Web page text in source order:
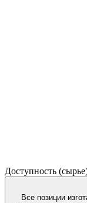
Доступность
Все позиции